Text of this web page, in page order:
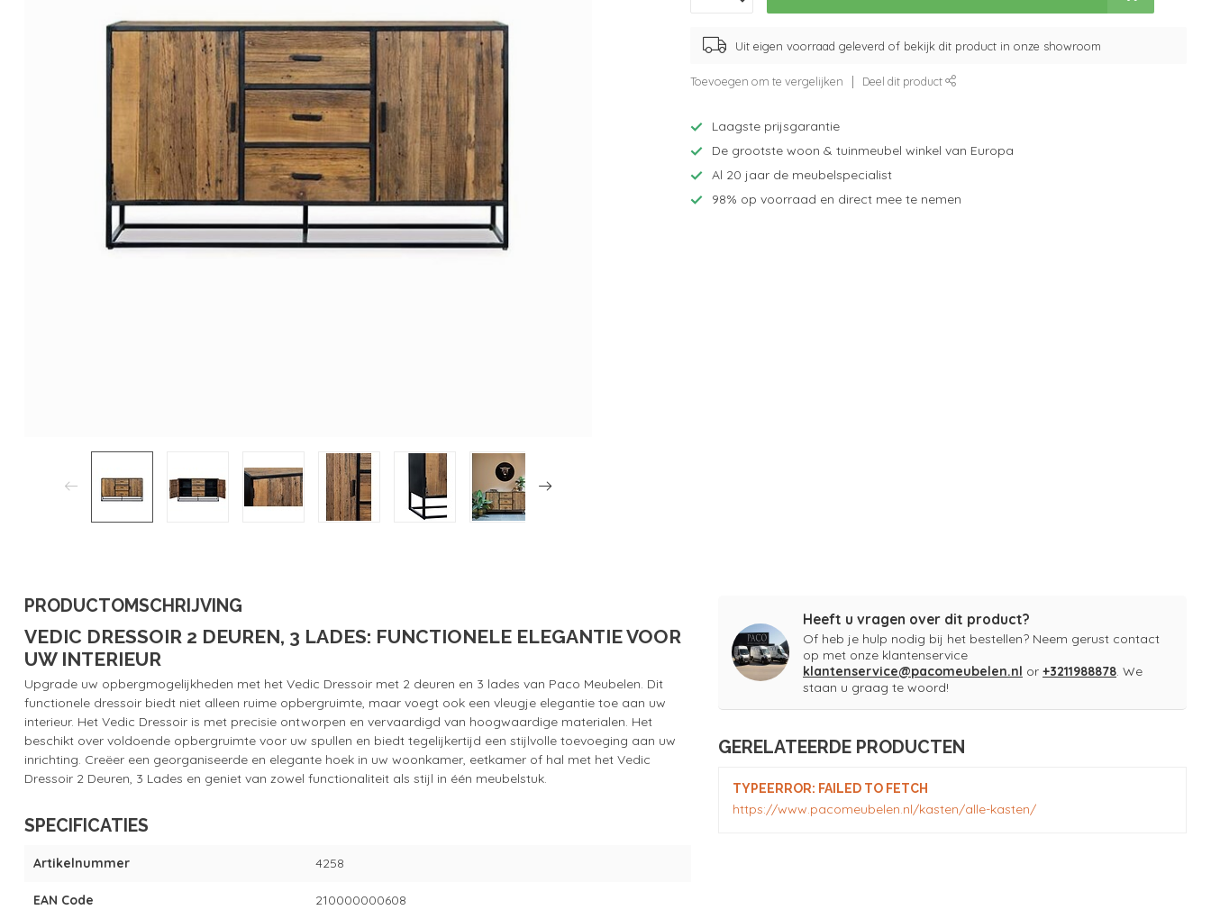
Uit eigen voorraad geleverd of bekijk dit product in onze showroom
Toevoegen om te vergelijken Deel dit product
Laagste prijsgarantie
De grootste woon & tuinmeubel winkel van Europa
Al 20 jaar de meubelspecialist
98% op voorraad en direct mee te nemen
PRODUCTOMSCHRIJVING
VEDIC DRESSOIR 2 DEUREN, 3 LADES: FUNCTIONELE ELEGANTIE VOOR
UW INTERIEUR
Upgrade uw opbergmogelijkheden met het Vedic Dressoir met 2 deuren en 3 lades van Paco Meubelen. Dit
functionele dressoir biedt niet alleen ruime opbergruimte, maar voegt ook een vleugje elegantie toe aan uw
interieur. Het Vedic Dressoir is met precisie ontworpen en vervaardigd van hoogwaardige materialen. Het
beschikt over voldoende opbergruimte voor uw spullen en biedt tegelijkertijd een stijlvolle toevoeging aan uw
inrichting. Creëer een georganiseerde en elegante hoek in uw woonkamer, eetkamer of hal met het Vedic
Dressoir 2 Deuren, 3 Lades en geniet van zowel functionaliteit als stijl in één meubelstuk.
SPECIFICATIES
Artikelnummer 4258
EAN Code 210000000608
Heeft u vragen over dit product?
Of heb je hulp nodig bij het bestellen? Neem gerust contact
op met onze klantenservice
klantenservice@pacomeubelen.nl or +3211988878. We
staan u graag te woord!
GERELATEERDE PRODUCTEN
TYPEERROR: FAILED TO FETCH
https://www.pacomeubelen.nl/kasten/alle-kasten/